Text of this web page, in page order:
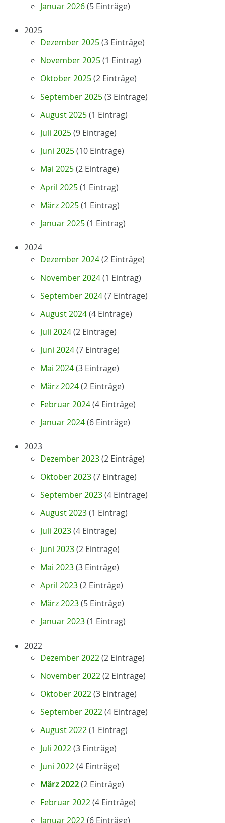
Januar 2026(5 Einträge)
2025
Dezember 2025(3 Einträge)
November 2025(1 Eintrag)
Oktober 2025(2 Einträge)
September 2025(3 Einträge)
August 2025(1 Eintrag)
Juli 2025(9 Einträge)
Juni 2025(10 Einträge)
Mai 2025(2 Einträge)
April 2025(1 Eintrag)
März 2025(1 Eintrag)
Januar 2025(1 Eintrag)
2024
Dezember 2024(2 Einträge)
November 2024(1 Eintrag)
September 2024(7 Einträge)
August 2024(4 Einträge)
Juli 2024(2 Einträge)
Juni 2024(7 Einträge)
Mai 2024(3 Einträge)
März 2024(2 Einträge)
Februar 2024(4 Einträge)
Januar 2024(6 Einträge)
2023
Dezember 2023(2 Einträge)
Oktober 2023(7 Einträge)
September 2023(4 Einträge)
August 2023(1 Eintrag)
Juli 2023(4 Einträge)
Juni 2023(2 Einträge)
Mai 2023(3 Einträge)
April 2023(2 Einträge)
März 2023(5 Einträge)
Januar 2023(1 Eintrag)
2022
Dezember 2022(2 Einträge)
November 2022(2 Einträge)
Oktober 2022(3 Einträge)
September 2022(4 Einträge)
August 2022(1 Eintrag)
Juli 2022(3 Einträge)
Juni 2022(4 Einträge)
März 2022(2 Einträge)
Februar 2022(4 Einträge)
Januar 2022 (6 Einträge)